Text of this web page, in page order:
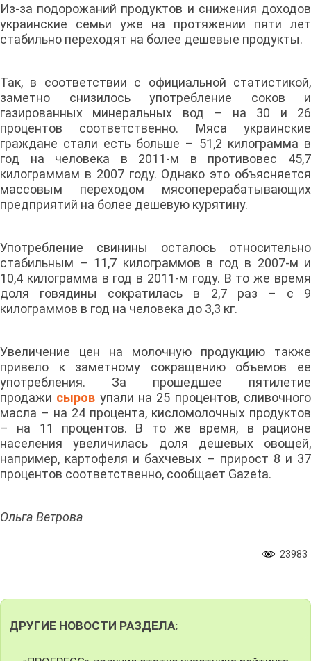
Из-за подорожаний продуктов и снижения доходов
украинские семьи уже на протяжении пяти лет
стабильно переходят на более дешевые продукты.
Так, в соответствии с официальной статистикой,
заметно снизилось употребление соков и
газированных минеральных вод – на 30 и 26
процентов соответственно. Мяса украинские
граждане стали есть больше – 51,2 килограмма в
год на человека в 2011-м в противовес 45,7
килограммам в 2007 году. Однако это объясняется
массовым переходом мясоперерабатывающих
предприятий на более дешевую курятину.
Употребление свинины осталось относительно
стабильным – 11,7 килограммов в год в 2007-м и
10,4 килограмма в год в 2011-м году. В то же время
доля говядины сократилась в 2,7 раз – с 9
килограммов в год на человека до 3,3 кг.
Увеличение цен на молочную продукцию также
привело к заметному сокращению объемов ее
употребления. За прошедшее пятилетие
продажи сыров упали на 25 процентов, сливочного
масла – на 24 процента, кисломолочных продуктов
– на 11 процентов. В то же время, в рационе
населения увеличилась доля дешевых овощей,
например, картофеля и бахчевых – прирост 8 и 37
процентов соответственно, сообщает Gazeta.
Ольга Ветрова
23983
ДРУГИЕ НОВОСТИ РАЗДЕЛА: